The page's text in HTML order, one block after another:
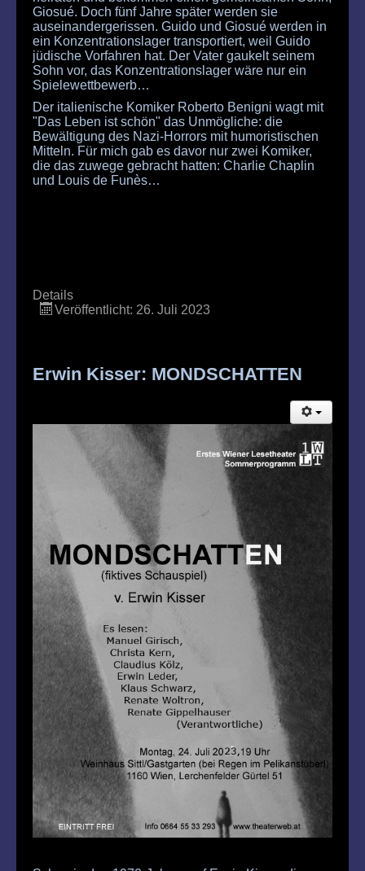
Giosué. Doch fünf Jahre später werden sie
auseinandergerissen. Guido und Giosué werden in
ein Konzentrationslager transportiert, weil Guido
jüdische Vorfahren hat. Der Vater gaukelt seinem
Sohn vor, das Konzentrationslager wäre nur ein
Spielewettbewerb…
Der italienische Komiker Roberto Benigni wagt mit
"Das Leben ist schön" das Unmögliche: die
Bewältigung des Nazi-Horrors mit humoristischen
Mitteln. Für mich gab es davor nur zwei Komiker,
die das zuwege gebracht hatten: Charlie Chaplin
und Louis de Funès…
Details
Veröffentlicht: 26. Juli 2023
Erwin Kisser: MONDSCHATTEN